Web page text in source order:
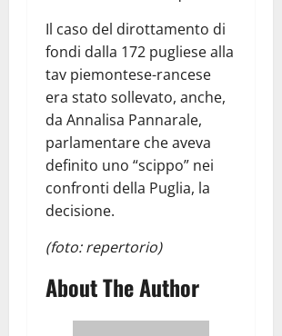
Il caso del dirottamento di
fondi dalla 172 pugliese alla
tav piemontese-rancese
era stato sollevato, anche,
da Annalisa Pannarale,
parlamentare che aveva
definito uno “scippo” nei
confronti della Puglia, la
decisione.
(foto: repertorio)
About The Author